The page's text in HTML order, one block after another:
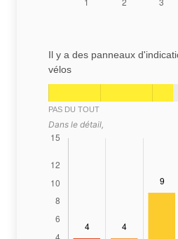
Il y a des panneaux
vélos
PAS DU TOUT
Dans le détail,